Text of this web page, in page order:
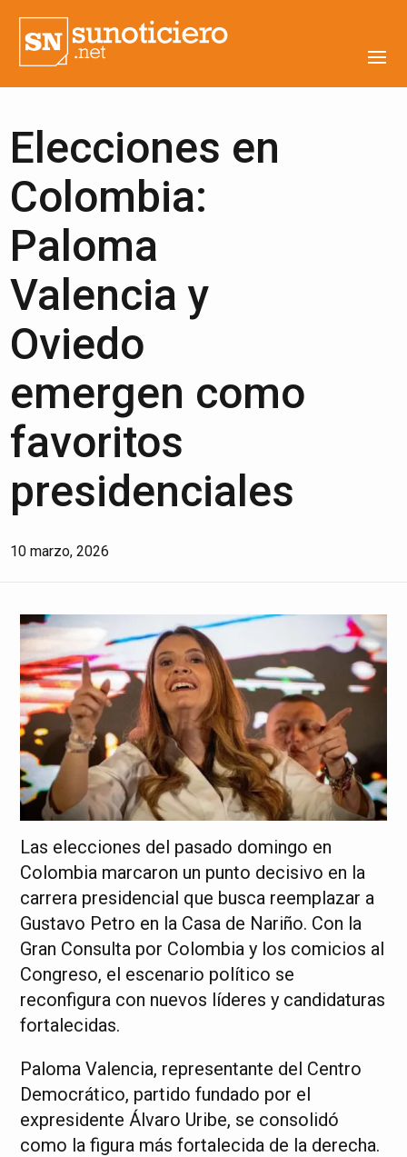
Elecciones en
Colombia:
Paloma
Valencia y
Oviedo
emergen como
favoritos
presidenciales
10 marzo, 2026
Las elecciones del pasado domingo en
Colombia marcaron un punto decisivo en la
carrera presidencial que busca reemplazar a
Gustavo Petro en la Casa de Nariño. Con la
Gran Consulta por Colombia y los comicios al
Congreso, el escenario político se
reconfigura con nuevos líderes y candidaturas
fortalecidas.
Paloma Valencia, representante del Centro
Democrático, partido fundado por el
expresidente Álvaro Uribe, se consolidó
como la figura más fortalecida de la derecha.